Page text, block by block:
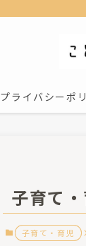
プライバシーポ
子育て
子育て・育児